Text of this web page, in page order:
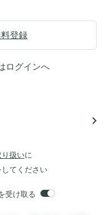
登録
ログインへ
navigate_next
扱いに
てください
受け取る